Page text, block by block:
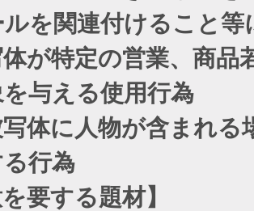
ルを関連付けること
体が特定の営業、商
与える使用行為
に人物が含まれる
行為
要する題材】